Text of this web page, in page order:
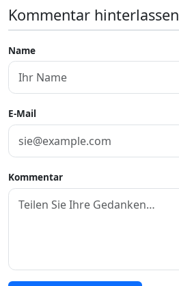
Kommentar hinterlassen
Name
E-Mail
Kommentar